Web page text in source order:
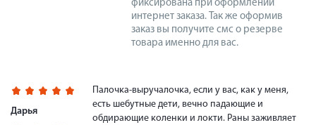
фиксирована при оформлении
интернет заказа. Так же оформив
заказ вы получите смс о резерве
товара именно для вас.
Дарья
Палочка-выручалочка, если у вас, как у меня,
есть шебутные дети, вечно падающие и
обдирающие коленки и локти. Раны заживляет